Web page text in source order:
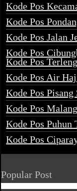
Kode Pos
Kode Pos
Kode Pos Jalan
Kode Pos
Kode Pos
Kode Pos Air
Kode Pos Pisang
Kode Pos
Kode Pos
Kode Pos
Popular Post